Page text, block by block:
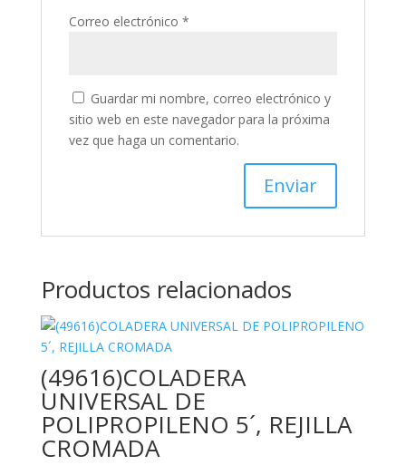
Correo electrónico *
Guardar mi nombre, correo electrónico y
sitio web en este navegador para la próxima
vez que haga un comentario.
Productos relacionados
(49616)COLADERA
UNIVERSAL DE
POLIPROPILENO 5´, REJILLA
CROMADA